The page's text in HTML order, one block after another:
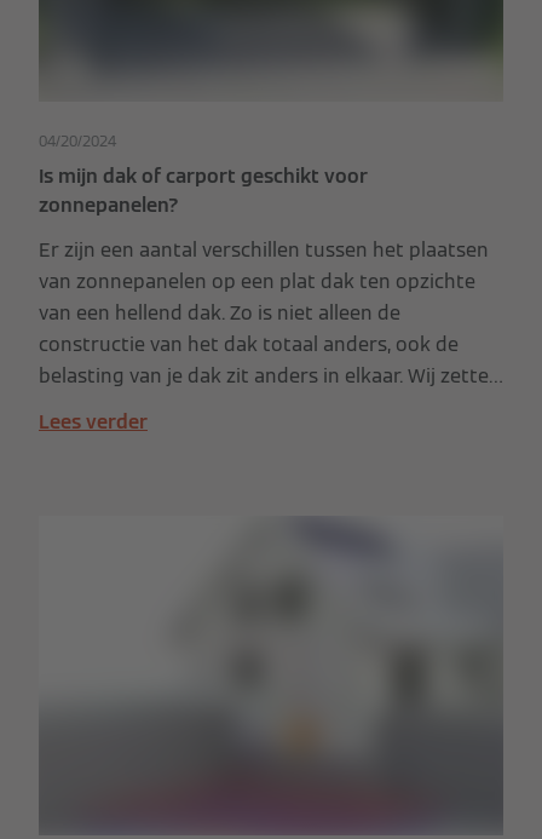
04/20/2024
Is mijn dak of carport geschikt voor
zonnepanelen?
Er zijn een aantal verschillen tussen het plaatsen
van zonnepanelen op een plat dak ten opzichte
van een hellend dak. Zo is niet alleen de
constructie van het dak totaal anders, ook de
belasting van je dak zit anders in elkaar. Wij zetten
voor jou de informatie en enkele tips alvast
samen in een overzicht.
Lees verder